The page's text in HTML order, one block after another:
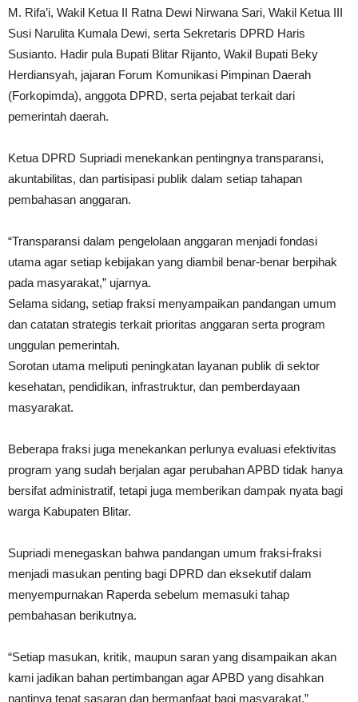
M. Rifa’i, Wakil Ketua II Ratna Dewi Nirwana Sari, Wakil Ketua III
Susi Narulita Kumala Dewi, serta Sekretaris DPRD Haris
Susianto. Hadir pula Bupati Blitar Rijanto, Wakil Bupati Beky
Herdiansyah, jajaran Forum Komunikasi Pimpinan Daerah
(Forkopimda), anggota DPRD, serta pejabat terkait dari
pemerintah daerah.
Ketua DPRD Supriadi menekankan pentingnya transparansi,
akuntabilitas, dan partisipasi publik dalam setiap tahapan
pembahasan anggaran.
“Transparansi dalam pengelolaan anggaran menjadi fondasi
utama agar setiap kebijakan yang diambil benar-benar berpihak
pada masyarakat,” ujarnya.
Selama sidang, setiap fraksi menyampaikan pandangan umum
dan catatan strategis terkait prioritas anggaran serta program
unggulan pemerintah.
Sorotan utama meliputi peningkatan layanan publik di sektor
kesehatan, pendidikan, infrastruktur, dan pemberdayaan
masyarakat.
Beberapa fraksi juga menekankan perlunya evaluasi efektivitas
program yang sudah berjalan agar perubahan APBD tidak hanya
bersifat administratif, tetapi juga memberikan dampak nyata bagi
warga Kabupaten Blitar.
Supriadi menegaskan bahwa pandangan umum fraksi-fraksi
menjadi masukan penting bagi DPRD dan eksekutif dalam
menyempurnakan Raperda sebelum memasuki tahap
pembahasan berikutnya.
“Setiap masukan, kritik, maupun saran yang disampaikan akan
kami jadikan bahan pertimbangan agar APBD yang disahkan
nantinya tepat sasaran dan bermanfaat bagi masyarakat,”